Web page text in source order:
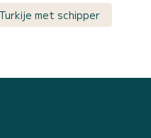
met schipper